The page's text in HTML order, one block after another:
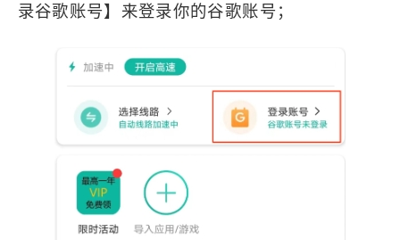
录谷歌账号】来登录你的谷歌账号；